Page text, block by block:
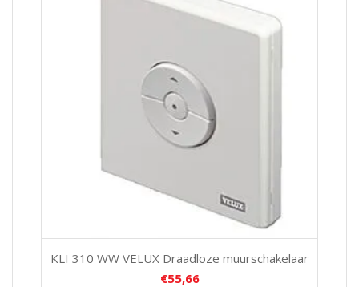
KLI 310 WW VELUX Draadloze muurschakelaar
€55,66